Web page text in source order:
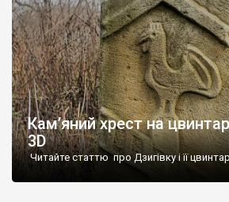
Кам’яний хрест на
3D
Читайте статтю про Дзигівку і її цвинтар